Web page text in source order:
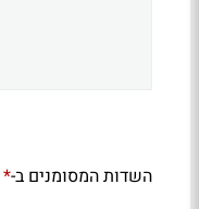
השדות המסומנים ב-*